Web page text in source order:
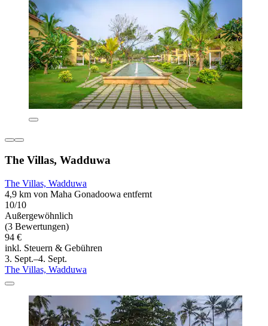
The Villas, Wadduwa
The Villas, Wadduwa
4,9 km von Maha Gonadoowa entfernt
10/10
Außergewöhnlich
(3 Bewertungen)
94 €
inkl. Steuern & Gebühren
3. Sept.–4. Sept.
The Villas, Wadduwa